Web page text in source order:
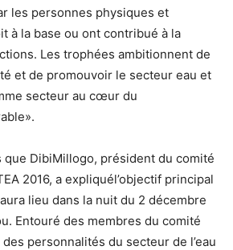
les personnes physiques et
à la base ou ont contribué à la
Les trophées ambitionnent de
et de promouvoir le secteur eau et
secteur au cœur du
que DibiMillogo, président du comité
2016, a expliquél’objectif principal
lieu dans la nuit du 2 décembre
Entouré des membres du comité
personnalités du secteur de l’eau